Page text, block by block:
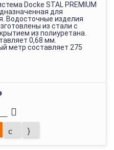
Docke STAL PREMIUM
для
Водосточные изделия
из стали с
из полиуретана.
0,68 мм.
метр составляет 275